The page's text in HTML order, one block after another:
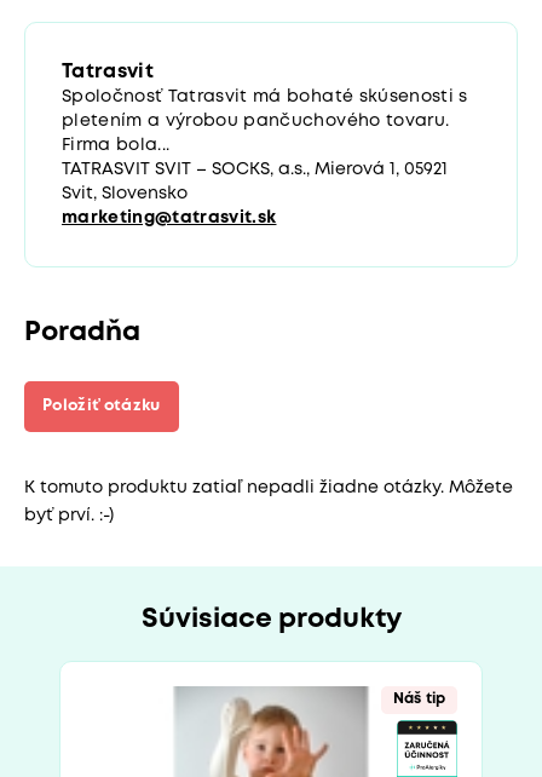
Tatrasvit
Spoločnosť Tatrasvit má bohaté skúsenosti s
pletením a výrobou pančuchového tovaru.
Firma bola...
TATRASVIT SVIT – SOCKS, a.s., Mierová 1, 05921
Svit, Slovensko
marketing@tatrasvit.sk
Poradňa
Položiť otázku
K tomuto produktu zatiaľ nepadli žiadne otázky. Môžete
byť prví. :-)
Súvisiace produkty
Náš tip